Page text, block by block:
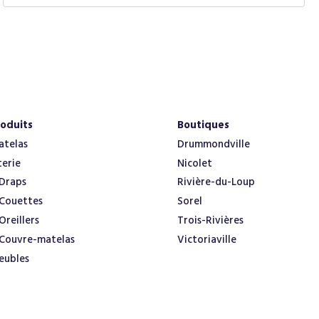
e
matelas
Boutiques
Drummondville
Nicolet
Rivière-du-Loup
Sorel
Trois-Rivières
Victoriaville